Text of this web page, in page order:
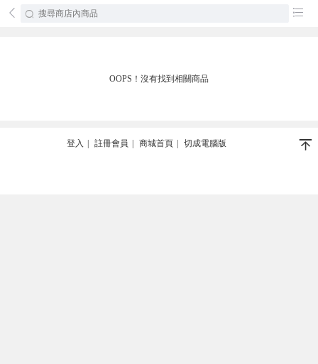
󰄕 󰂦
OOPS！沒有找到相關商品
登入 註冊會員 商城首頁 切成電腦版 󰄬